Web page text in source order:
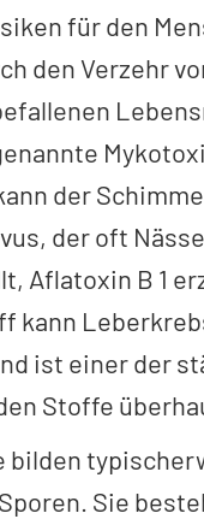
für den
den Verzehr
der
der oft
Aflatoxin B 1
kann
ist einer der
Stoffe
bilden
Sie